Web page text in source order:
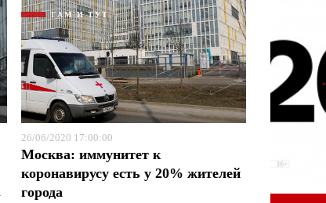
ТАМ И ТУТ
26/06/2020 17:00:00
Москва: иммунитет к
коронавирусу есть у 20% жителей
города